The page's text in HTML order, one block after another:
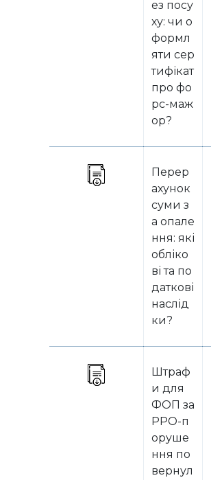
ез посу
ху: чи о
формл
яти сер
тифікат
про фо
рс-маж
ор?
Перер
ахунок
суми з
а опале
ння: які
обліко
ві та по
даткові
наслід
ки?
Штраф
и для
ФОП за
РРО-п
оруше
ння по
вернул